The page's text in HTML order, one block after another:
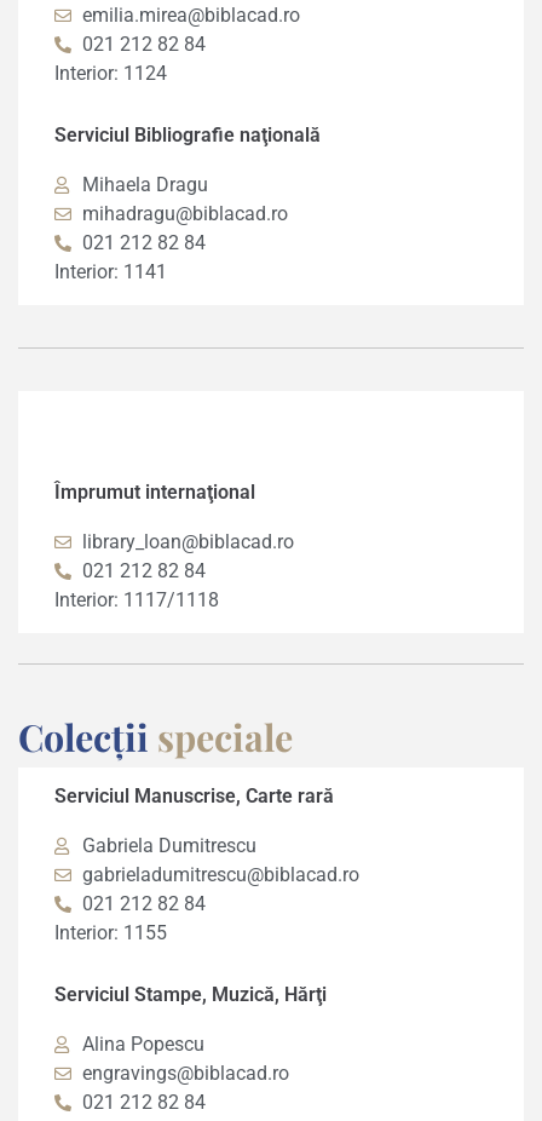
emilia.mirea@biblacad.ro
021 212 82 84
Interior: 1124
Serviciul Bibliografie naţională
Mihaela Dragu
mihadragu@biblacad.ro
021 212 82 84
Interior: 1141
Împrumut internaţional
library_loan@biblacad.ro
021 212 82 84
Interior: 1117/1118
Colecții speciale
Serviciul Manuscrise, Carte rară
Gabriela Dumitrescu
gabrieladumitrescu@biblacad.ro
021 212 82 84
Interior: 1155
Serviciul Stampe, Muzică, Hărţi
Alina Popescu
engravings@biblacad.ro
021 212 82 84